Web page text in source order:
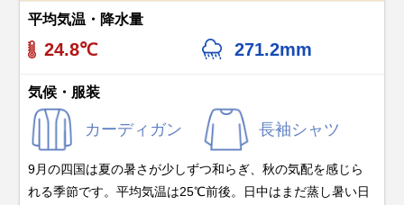
平均気温・降水量
24.8℃ 271.2mm
気候・服装
カーディガン 長袖シャツ
9月の四国は夏の暑さが少しずつ和らぎ、秋の気配を感じら
れる季節です。平均気温は25℃前後。日中はまだ蒸し暑い日